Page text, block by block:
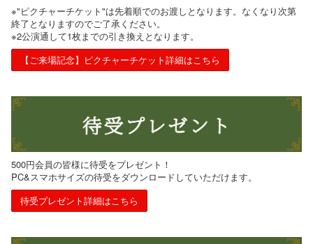
※"ピクチャーチケット"は先着順でのお渡しとなります。なくなり次第
終了となりますのでご了承ください。
※2公演通して1枚までの引き換えとなります。
【ご来場記念】ピクチャーチケット詳細はこちら
500円会員の皆様に待受をプレゼント！
PC&スマホサイズの待受をダウンロードしていただけます。
待受プレゼント詳細はこちら